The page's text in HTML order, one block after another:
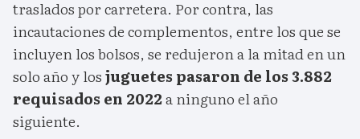
traslados por carretera. Por contra, las
incautaciones de complementos, entre los que se
incluyen los bolsos, se redujeron a la mitad en un
solo año y losjuguetes pasaron de los 3.882
requisados en 2022a ninguno el año
siguiente.